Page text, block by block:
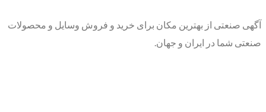
آگهی صنعتی از بهترین مکان برای خرید و فروش وسایل و محصولات
صنعتی شما در ایران و جهان.